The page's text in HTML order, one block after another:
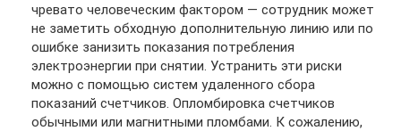
чревато человеческим фактором — сотрудник может
не заметить обходную дополнительную линию или по
ошибке занизить показания потребления
электроэнергии при снятии. Устранить эти риски
можно с помощью систем удаленного сбора
показаний счетчиков. Опломбировка счетчиков
обычными или магнитными пломбами. К сожалению,